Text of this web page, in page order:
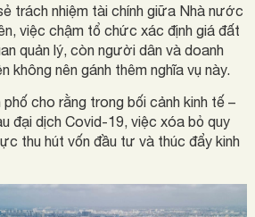
trách nhiệm tài chính giữa Nhà nước
việc chậm tổ chức xác định giá đất
quản lý, còn người dân và doanh
không nên gánh thêm nghĩa vụ này.
cho rằng trong bối cảnh kinh tế –
đại dịch Covid-19, việc xóa bỏ quy
thu hút vốn đầu tư và thúc đẩy kinh